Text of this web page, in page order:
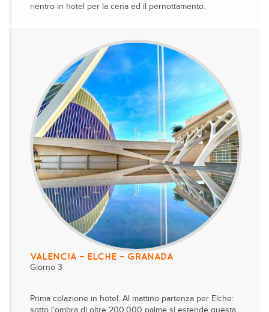
rientro in hotel per la cena ed il pernottamento.
VALENCIA – ELCHE – GRANADA
Giorno 3
Prima colazione in hotel. Al mattino partenza per Elche:
sotto l’ombra di oltre 200.000 palme si estende questa